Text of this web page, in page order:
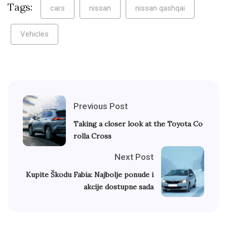
Tags: cars nissan nissan qashqai
Vehicles
Previous Post
Taking a closer look at the Toyota Co
rolla Cross
Next Post
Kupite Škodu Fabia: Najbolje ponude i
akcije dostupne sada